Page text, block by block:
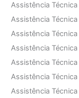
Assistência
Assistência
Assistência
Assistência
Assistência
Assistência
Assistência